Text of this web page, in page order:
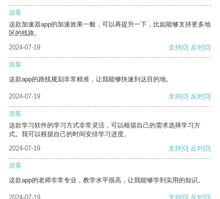
游客
这款加速器app的加速效果一般，可以再提升一下，比如能够支持更多地
区的线路。
2024-07-19
支持[0] 反对[0]
游客
这款app的路线规划非常精准，让我能够快速到达目的地。
2024-07-19 支持[0] 反对[0]
游客
这款学习软件的学习方式非常灵活，可以根据自己的需求选择学习方
式。我可以根据自己的时间安排学习进度。
2024-07-19
支持[0] 反对[0]
游客
这款app的老师非常专业，教学水平很高，让我能够学到实用的知识。
2024-07-19 支持[0] 反对[0]